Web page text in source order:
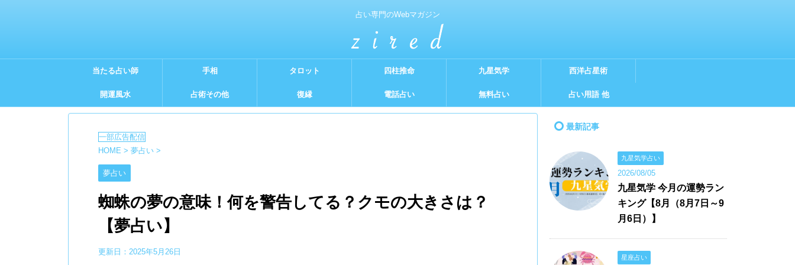
占い専門のWebマガジン
当たる占い師 手相 タロット 四柱推命 九星気学 西洋占星術
開運風水 占術その他 復縁 電話占い 無料占い 占い用語 他
HOME > 夢占い >
夢占い
蜘蛛の夢の意味！何を警告してる？クモの大きさは？
【夢占い】
更新日： 2025年5月26日
最新記事
九星気学占い
2026/08/05
九星気学 今月の運勢ラン
キング【8月（8月7日～9
月6日）】
星座占い